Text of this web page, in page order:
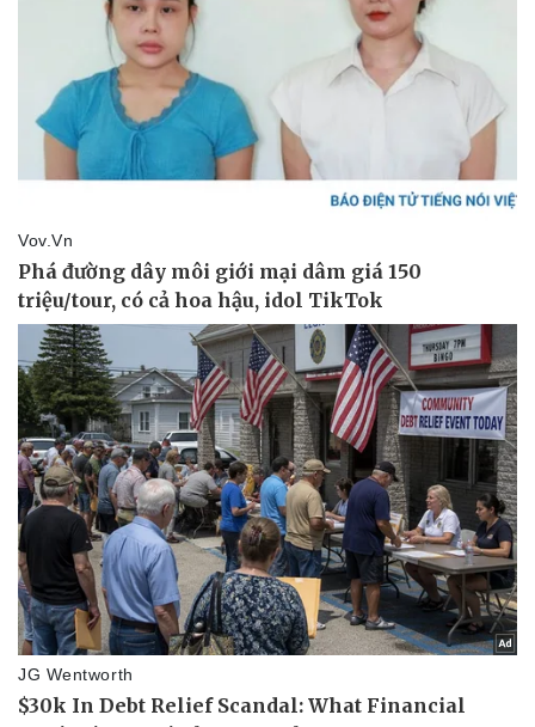
Pháp luật
Vụ án
Tin nóng
Tư vấn luật
Quân sự - Quốc phòng
Vũ khí
Việt Nam
Phân tích